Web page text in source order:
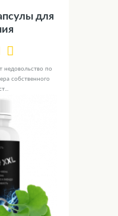
для
по
собственного